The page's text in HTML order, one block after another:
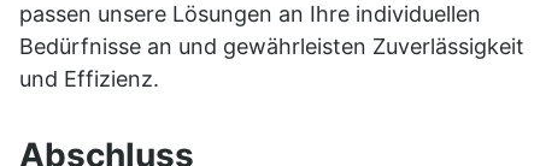
passen unsere Lösungen an Ihre individuellen
Bedürfnisse an und gewährleisten Zuverlässigkeit
und Effizienz.
Abschluss